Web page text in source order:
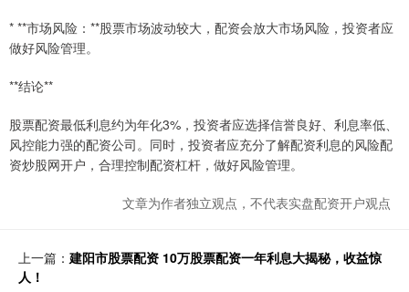
* **市场风险：**股票市场波动较大，配资会放大市场风险，投资者应
做好风险管理。
**结论**
股票配资最低利息约为年化3%，投资者应选择信誉良好、利息率低、
风控能力强的配资公司。同时，投资者应充分了解配资利息的风险配
资炒股网开户，合理控制配资杠杆，做好风险管理。
文章为作者独立观点，不代表实盘配资开户观点
上一篇： 建阳市股票配资 10万股票配资一年利息大揭秘，收益惊
人！